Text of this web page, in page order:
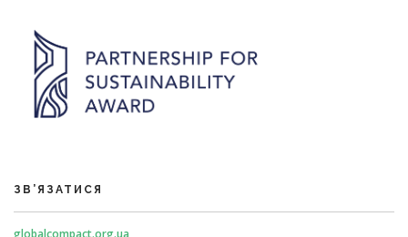
ЗВ’ЯЗАТИСЯ
globalcompact.org.ua